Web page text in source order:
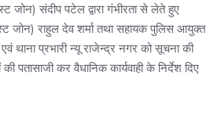
जोन) संदीप पटेल द्वारा गंभीरता से लेते हुए
जोन) राहुल देव शर्मा तथा सहायक पुलिस आयुक्त
थाना प्रभारी न्यू राजेन्द्र नगर को सूचना की
पतासाजी कर वैधानिक कार्यवाही के निर्देश दिए